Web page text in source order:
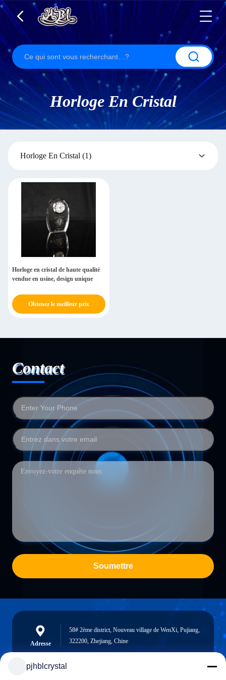
Horloge En Cristal
Horloge En Cristal (1)
Horloge en cristal de haute qualité
vendue en usine, design unique
Obtenez le meilleur prix
Contact
Soumettre
Adresse
58# 2ème district, Nouveau village de WenXi, Pujiang,
322200, Zhejiang, Chine
pjhblcrystal